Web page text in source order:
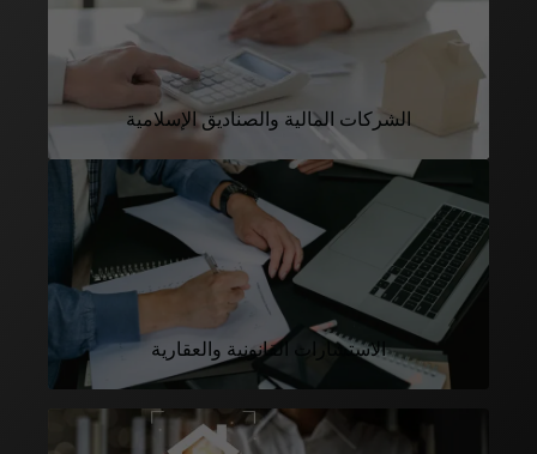
الشركات المالية والصناديق الإسلامية
الاستشارات القانونية والعقارية